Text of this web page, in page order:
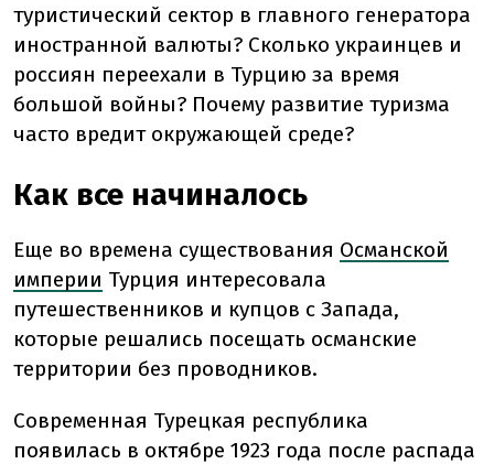
туристический сектор в главного генератора
иностранной валюты? Сколько украинцев и
россиян переехали в Турцию за время
большой войны? Почему развитие туризма
часто вредит окружающей среде?
Как все начиналось
Еще во времена существования Османской
империи Турция интересовала
путешественников и купцов с Запада,
которые решались посещать османские
территории без проводников.
Современная Турецкая республика
появилась в октябре 1923 года после распада